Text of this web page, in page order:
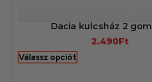
Dacia kulcsház 2
2.490Ft
Válassz opciót